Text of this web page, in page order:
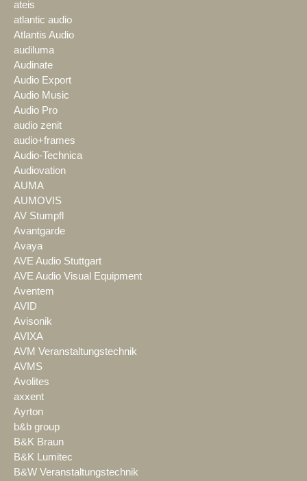
ateis
atlantic audio
Atlantis Audio
audiluma
Audinate
Audio Export
Audio Music
Audio Pro
audio zenit
audio+frames
Audio-Technica
Audiovation
AUMA
AUMOVIS
AV Stumpfl
Avantgarde
Avaya
AVE Audio Stuttgart
AVE Audio Visual Equipment
Aventem
AVID
Avisonik
AVIXA
AVM Veranstaltungstechnik
AVMS
Avolites
axxent
Ayrton
b&b group
B&K Braun
B&K Lumitec
B&W Veranstaltungstechnik